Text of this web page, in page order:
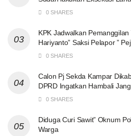
0 SHARES
KPK Jadwalkan
Hariyanto” Saksi Pelapor ”
0 SHARES
Calon Pj Sekda Kampar
DPRD Ingatkan Hambali
0 SHARES
Diduga Curi Sawit” Oknum
Warga